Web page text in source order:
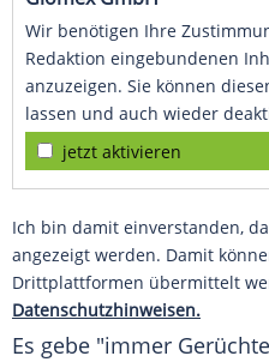
Wir benötigen Ihre
Redaktion eingebundenen
anzuzeigen. Sie können
lassen und auch wieder
jetzt aktivieren
Ich bin damit einverstanden,
angezeigt werden. Damit
Drittplattformen übermittelt
Datenschutzhinweisen.
Es gebe "immer Gerüchte